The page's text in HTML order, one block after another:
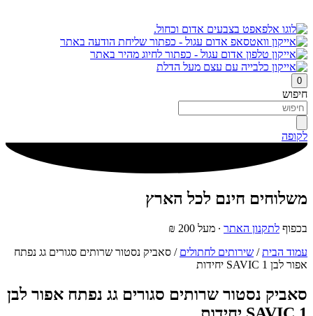
0
חיפוש
לקופה
משלוחים חינם לכל הארץ
בכפוף לתקנון האתר ∙ מעל 200 ₪
עמוד הבית/ שירותים לחתולים / סאביק נסטור שרותים סגורים גג נפתח
אפור לבן SAVIC 1 יחידות
סאביק נסטור שרותים סגורים גג נפתח אפור לבן